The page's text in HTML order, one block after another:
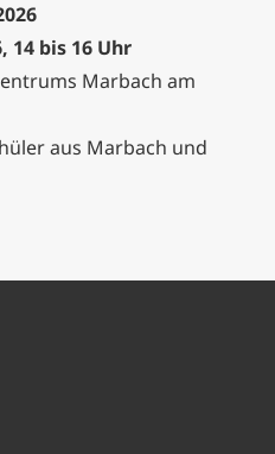
14 bis 16 Uhr
Marbach am
aus Marbach und